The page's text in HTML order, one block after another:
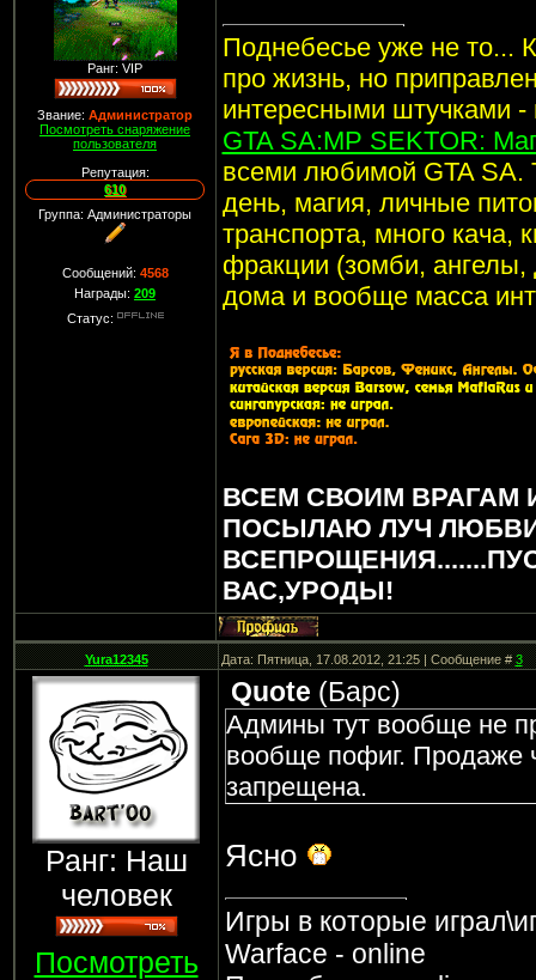
Ранг: VIP
Звание: Администратор
Посмотреть снаряжение
пользователя
Репутация:
610
Группа: Администраторы
Сообщений: 4568
Награды: 209
Статус:
Поднебесье уже не то...
про жизнь, но
интересными штучками
GTA SA:MP SEKTOR:
всеми любимой GTA SA.
день, магия, личные
транспорта, много кача,
фракции (зомби,
дома и вообще масса
ВСЕМ СВОИМ ВРАГАМ
ПОСЫЛАЮ ЛУЧ
ВАС,УРОДЫ!
Yura12345 Дата: Пятница, 17.08.2012, 21:25 | Сообщение #3
Ранг: Наш
человек
Посмотреть
Quote (Барс)
Админы тут вообще не
вообще пофиг. Продаже
запрещена.
Ясно
Игры в которые
Warface - online